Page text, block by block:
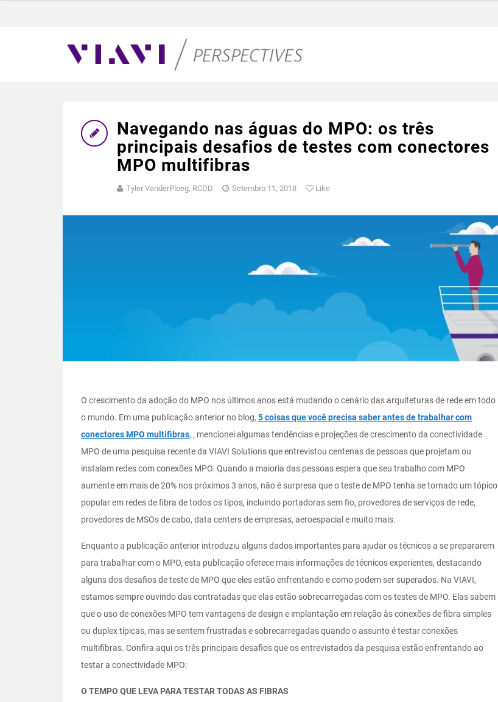
Navegando nas águas do MPO: os três
principais desafios de testes com conectores
MPO multifibras
Tyler VanderPloeg, RCDD Setembro 11, 2018 Like
O crescimento da adoção do MPO nos últimos anos está mudando o cenário das arquiteturas de rede em todo
o mundo. Em uma publicação anterior no blog, 5 coisas que você precisa saber antes de trabalhar com
conectores MPO multifibras, , mencionei algumas tendências e projeções de crescimento da conectividade
MPO de uma pesquisa recente da VIAVI Solutions que entrevistou centenas de pessoas que projetam ou
instalam redes com conexões MPO. Quando a maioria das pessoas espera que seu trabalho com MPO
aumente em mais de 20% nos próximos 3 anos, não é surpresa que o teste de MPO tenha se tornado um tópico
popular em redes de fibra de todos os tipos, incluindo portadoras sem fio, provedores de serviços de rede,
provedores de MSOs de cabo, data centers de empresas, aeroespacial e muito mais.
Enquanto a publicação anterior introduziu alguns dados importantes para ajudar os técnicos a se prepararem
para trabalhar com o MPO, esta publicação oferece mais informações de técnicos experientes, destacando
alguns dos desafios de teste de MPO que eles estão enfrentando e como podem ser superados. Na VIAVI,
estamos sempre ouvindo das contratadas que elas estão sobrecarregadas com os testes de MPO. Elas sabem
que o uso de conexões MPO tem vantagens de design e implantação em relação às conexões de fibra simples
ou duplex típicas, mas se sentem frustradas e sobrecarregadas quando o assunto é testar conexões
multifibras. Confira aqui os três principais desafios que os entrevistados da pesquisa estão enfrentando ao
testar a conectividade MPO:
O TEMPO QUE LEVA PARA TESTAR TODAS AS FIBRAS